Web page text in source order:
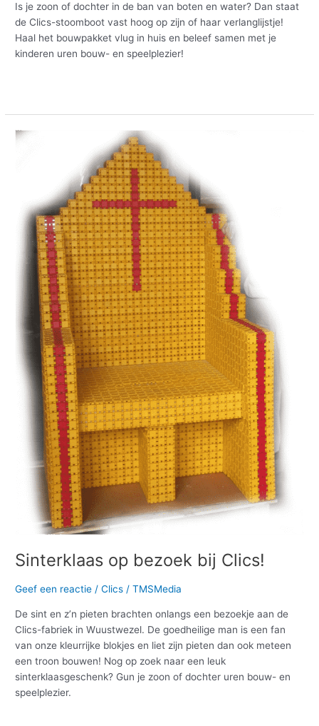
Is je zoon of dochter in de ban van boten en water? Dan staat
de Clics-stoomboot vast hoog op zijn of haar verlanglijstje!
Haal het bouwpakket vlug in huis en beleef samen met je
kinderen uren bouw- en speelplezier!
Sinterklaas op bezoek bij Clics!
Geef een reactie /Clics /TMSMedia
De sint en z’n pieten brachten onlangs een bezoekje aan de
Clics-fabriek in Wuustwezel. De goedheilige man is een fan
van onze kleurrijke blokjes en liet zijn pieten dan ook meteen
een troon bouwen! Nog op zoek naar een leuk
sinterklaasgeschenk? Gun je zoon of dochter uren bouw- en
speelplezier.
Sinterklaas